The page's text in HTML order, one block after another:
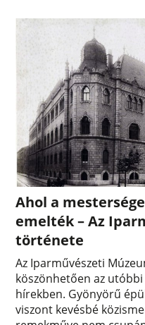
Ahol a
emelték – Az
története
Az Iparművészeti
köszönhetően az
hírekben. Gyönyörű
viszont kevésbé